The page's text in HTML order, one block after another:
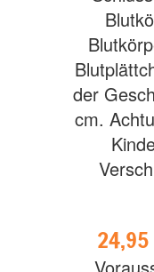
der
cm.
24,95